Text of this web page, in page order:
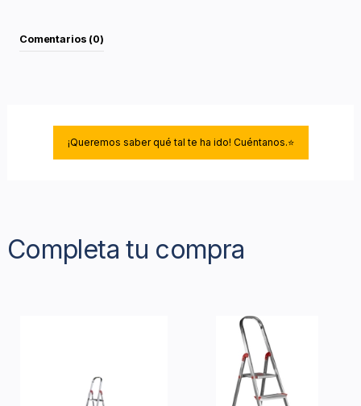
Comentarios (0)
¡Queremos saber qué tal te ha ido! Cuéntanos.⭐
Completa tu compra